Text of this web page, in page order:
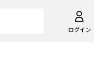
ログイン